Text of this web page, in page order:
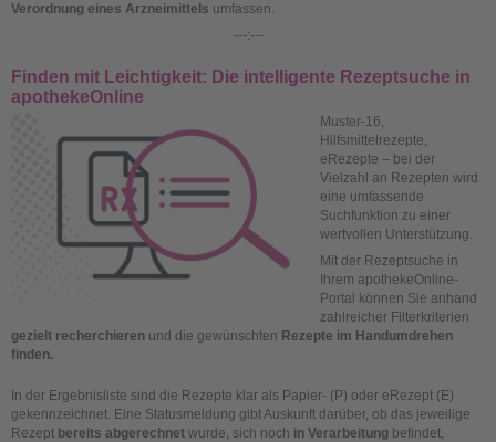
Verordnung eines Arzneimittels umfassen.
---:---
Finden mit Leichtigkeit: Die intelligente Rezeptsuche in
apothekeOnline
Muster-16,
Hilfsmittelrezepte,
eRezepte – bei der
Vielzahl an Rezepten wird
eine umfassende
Suchfunktion zu einer
wertvollen Unterstützung.
Mit der Rezeptsuche in
Ihrem apothekeOnline-
Portal können Sie anhand
zahlreicher Filterkriterien
gezielt recherchieren und die gewünschten Rezepte im Handumdrehen
finden.
In der Ergebnisliste sind die Rezepte klar als Papier- (P) oder eRezept (E)
gekennzeichnet. Eine Statusmeldung gibt Auskunft darüber, ob das jeweilige
Rezept bereits abgerechnet wurde, sich noch in Verarbeitung befindet,